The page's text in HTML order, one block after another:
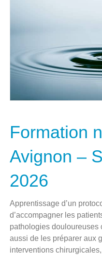
Formation
Avignon –
2026
Apprentissage d’un
d’accompagner les
pathologies douloureuses
aussi de les préparer aux
interventions